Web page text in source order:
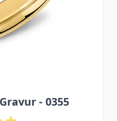
- 0355